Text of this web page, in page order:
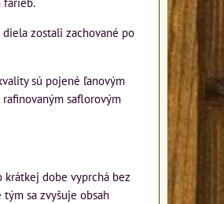
zostali zachované po
sú pojené ľanovým
saflorovým
dobe vyprchá bez
sa zvyšuje obsah